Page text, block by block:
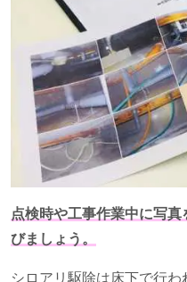
点検時や工事作業中に写
びましょう。
シロアリ駆除は床下で行